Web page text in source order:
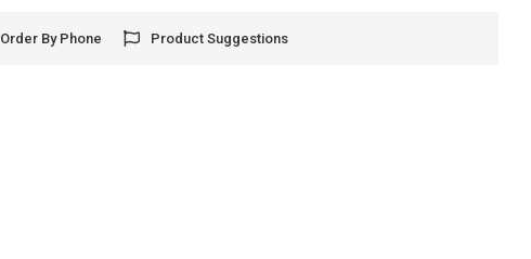
Order By Phone Product Suggestions